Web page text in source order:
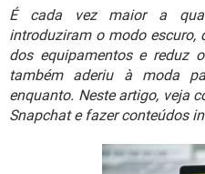
INSTAGRAM
GUIA DE COMPRAS
OUTLOOK
INSTAGRAM
GUIA DE COMPRAS
JOGOS
CELULAR
OUTLOOK
INSTAGRAM
É cada vez maior a
introduziram o modo escuro,
dos equipamentos e reduz
também aderiu à moda
enquanto. Neste artigo, veja
Snapchat e fazer conteúdos